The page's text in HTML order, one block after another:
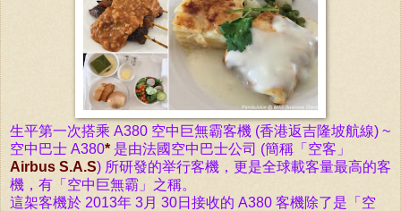
生平第一次搭乘 A380 空中巨無霸客機 (香港返吉隆坡航線) ~
空中巴士 A380*是由法國空中巴士公司 (簡稱 「 空客 」
Airbus S.A.S) 所研發的举行客機，更是全球載客量最高的客
機，有 「 空中巨無霸 」 之稱。
這架客機於 2013年 3月 30日接收的 A380 客機除了是 「 空